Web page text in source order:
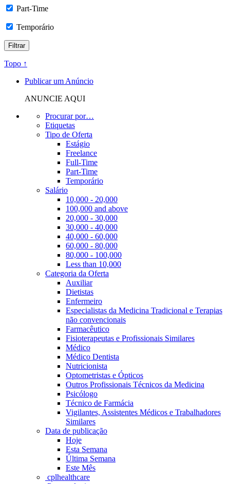
Part-Time
Temporário
Topo ↑
Publicar um Anúncio
ANUNCIE AQUI
Procurar por…
Etiquetas
Tipo de Oferta
Estágio
Freelance
Full-Time
Part-Time
Temporário
Salário
10,000 - 20,000
100,000 and above
20,000 - 30,000
30,000 - 40,000
40,000 - 60,000
60,000 - 80,000
80,000 - 100,000
Less than 10,000
Categoria da Oferta
Auxiliar
Dietistas
Enfermeiro
Especialistas da Medicina Tradicional e Terapias
não convencionais
Farmacêutico
Fisioterapeutas e Profissionais Similares
Médico
Médico Dentista
Nutricionista
Optometristas e Ópticos
Outros Profissionais Técnicos da Medicina
Psicólogo
Técnico de Farmácia
Vigilantes, Assistentes Médicos e Trabalhadores
Similares
Data de publicação
Hoje
Esta Semana
Última Semana
Este Mês
‎ cplhealthcare‬